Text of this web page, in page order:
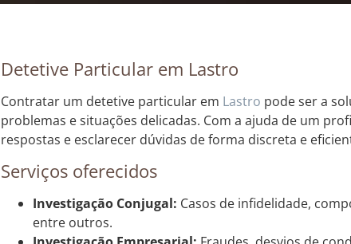
Detetive Particular em Lastro
Contratar um detetive particular em Lastro pode ser a
problemas e situações delicadas. Com a ajuda de um
respostas e esclarecer dúvidas de forma discreta e
Serviços oferecidos
Investigação Conjugal: Casos de infidelidade,
entre outros.